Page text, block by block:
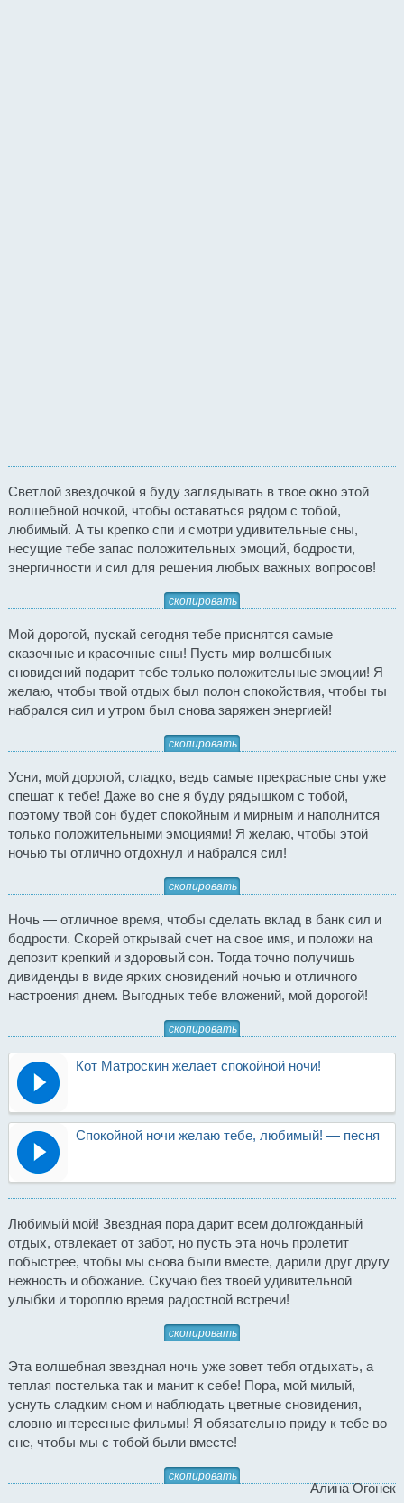
Светлой звездочкой я буду заглядывать в твое окно этой
волшебной ночкой, чтобы оставаться рядом с тобой,
любимый. А ты крепко спи и смотри удивительные сны,
несущие тебе запас положительных эмоций, бодрости,
энергичности и сил для решения любых важных вопросов!
скопировать
Мой дорогой, пускай сегодня тебе приснятся самые
сказочные и красочные сны! Пусть мир волшебных
сновидений подарит тебе только положительные эмоции! Я
желаю, чтобы твой отдых был полон спокойствия, чтобы ты
набрался сил и утром был снова заряжен энергией!
скопировать
Усни, мой дорогой, сладко, ведь самые прекрасные сны уже
спешат к тебе! Даже во сне я буду рядышком с тобой,
поэтому твой сон будет спокойным и мирным и наполнится
только положительными эмоциями! Я желаю, чтобы этой
ночью ты отлично отдохнул и набрался сил!
скопировать
Ночь — отличное время, чтобы сделать вклад в банк сил и
бодрости. Скорей открывай счет на свое имя, и положи на
депозит крепкий и здоровый сон. Тогда точно получишь
дивиденды в виде ярких сновидений ночью и отличного
настроения днем. Выгодных тебе вложений, мой дорогой!
скопировать
Кот Матроскин желает спокойной ночи!
Спокойной ночи желаю тебе, любимый! — песня
Любимый мой! Звездная пора дарит всем долгожданный
отдых, отвлекает от забот, но пусть эта ночь пролетит
побыстрее, чтобы мы снова были вместе, дарили друг другу
нежность и обожание. Скучаю без твоей удивительной
улыбки и тороплю время радостной встречи!
скопировать
Эта волшебная звездная ночь уже зовет тебя отдыхать, а
теплая постелька так и манит к себе! Пора, мой милый,
уснуть сладким сном и наблюдать цветные сновидения,
словно интересные фильмы! Я обязательно приду к тебе во
сне, чтобы мы с тобой были вместе!
скопировать
Алина Огонек